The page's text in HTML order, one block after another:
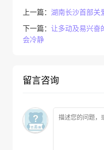
上一篇： 湖南长沙首部关
下一篇： 让多动及易兴奋
会冷静
留言咨询